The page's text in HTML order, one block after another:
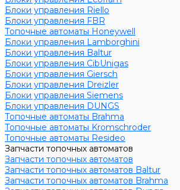
Блоки управления Riello
Блоки управления FBR
Топочные автоматы Honeywell
Блоки управления Lamborghini
Блоки управления Baltur
Блоки управления CibUnigas
Блоки управления Giersch
Блоки управления Dreizler
Блоки управления Siemens
Блоки управления DUNGS
Топочные автоматы Brahma
Топочные автоматы Kromschroder
Топочные автоматы Resideo
Запчасти топочных автоматов
Запчасти топочных автоматов
Запчасти топочных автоматов Baltur
Запчасти топочных автоматов Brahma